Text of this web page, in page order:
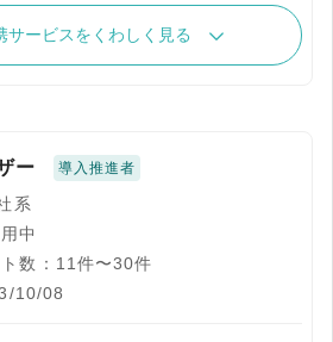
サービスをくわしく見る
ー 導入推進者
系
中
数：11件〜30件
10/08